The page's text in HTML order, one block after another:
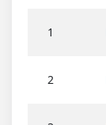
1
2